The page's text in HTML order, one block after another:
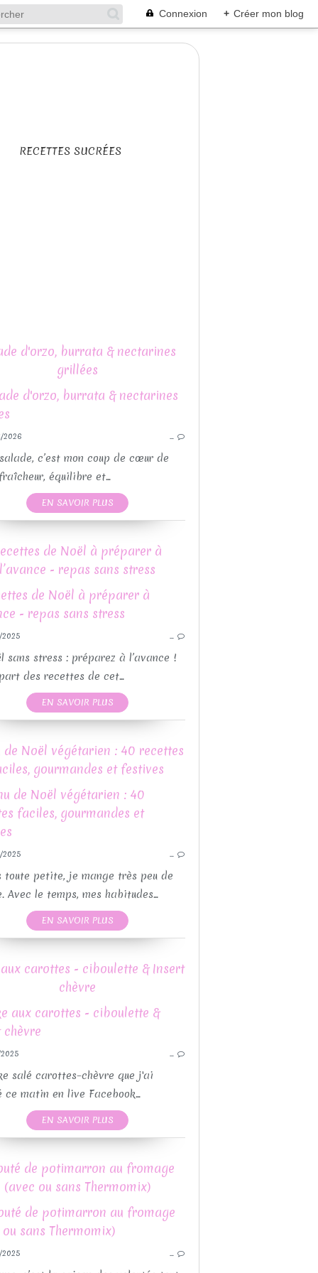
Connexion + Créer mon blog
RECETTES SUCRÉES
DIVERS
RECETTE AUX FRUITS
RECETTES SALÉES
RECETTES SUCRÉES
THERMOMIX
d'orzo, burrata & nectarines
grillées
2026 …
c’est mon coup de cœur de
équilibre et...
EN SAVOIR PLUS
LÉGUMES
THERMOMIX
VÉGÉTARIEN
RECETTES SALÉES
de Noël à préparer à
l’avance - repas sans stress
2025 …
sans stress : préparez à l’avance !
des recettes de cet...
EN SAVOIR PLUS
de Noël végétarien : 40 recettes
gourmandes et festives
2025 …
toute petite, je mange très peu de
Avec le temps, mes habitudes...
EN SAVOIR PLUS
LÉGUMES
QUICHES ET TARTES SALÉES
MOULES GUY DEMARLE
RECETTES PAR MOULES
VÉGÉTARIEN
carottes - ciboulette & Insert
chèvre
…
salé carottes–chèvre que j'ai
ce matin en live Facebook...
EN SAVOIR PLUS
LÉGUMES
THERMOMIX
VÉGÉTARIEN
RECETTES SALÉES
SOUPE - VELOUTÉ
VEGAN
de potimarron au fromage
(avec ou sans Thermomix)
2025 …